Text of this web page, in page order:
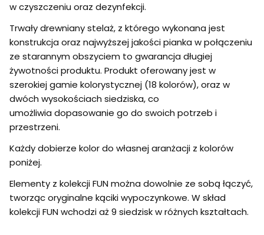
w czyszczeniu oraz dezynfekcji.
Trwały drewniany stelaż, z którego wykonana jest
konstrukcja oraz najwyższej jakości pianka w połączeniu
ze starannym obszyciem to gwarancja długiej
żywotności produktu. Produkt oferowany jest w
szerokiej gamie kolorystycznej (18 kolorów), oraz w
dwóch wysokościach siedziska, co
umożliwia dopasowanie go do swoich potrzeb i
przestrzeni.
Każdy dobierze kolor do własnej aranżacji z kolorów
poniżej.
Elementy z kolekcji FUN można dowolnie ze sobą łączyć,
tworząc oryginalne kąciki wypoczynkowe. W skład
kolekcji FUN wchodzi aż 9 siedzisk w różnych kształtach.